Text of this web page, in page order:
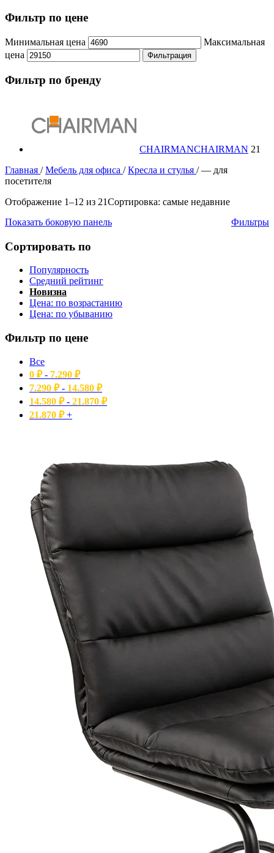
Фильтр по цене
Минимальная цена
Максимальная
цена
Фильтрация
Фильтр по бренду
CHAIRMANCHAIRMAN 21
Главная / Мебель для офиса / Кресла и стулья / — для
посетителя
Отображение 1–12 из 21Сортировка: самые недавние
Показать боковую панель
Фильтры
Сортировать по
Популярность
Средний рейтинг
Новизна
Цена: по возрастанию
Цена: по убыванию
Фильтр по цене
Все
0 ₽- 7.290 ₽
7.290 ₽- 14.580 ₽
14.580 ₽- 21.870 ₽
21.870 ₽+